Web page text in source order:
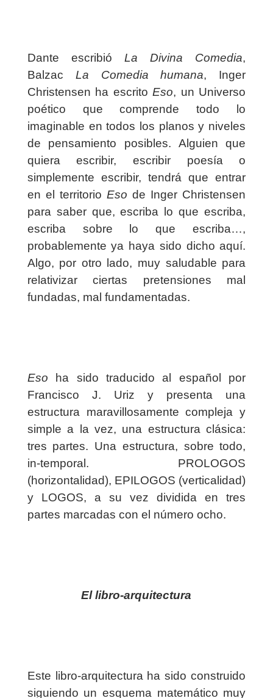
Dante escribió La Divina Comedia,
Balzac La Comedia humana, Inger
Christensen ha escritoEso, un Universo
poético que comprende todo lo
imaginable en todos los planos y niveles
de pensamiento posibles. Alguien que
quiera escribir, escribir poesía o
simplemente escribir, tendrá que entrar
en el territorio Esode Inger Christensen
para saber que, escriba lo que escriba,
escriba sobre lo que escriba…,
probablemente ya haya sido dicho aquí.
Algo, por otro lado, muy saludable para
relativizar ciertas pretensiones mal
fundadas, mal fundamentadas.
Eso ha sido traducido al español por
Francisco J. Uriz y presenta una
estructura maravillosamente compleja y
simple a la vez, una estructura clásica:
tres partes. Una estructura, sobre todo,
in-temporal. PROLOGOS
(horizontalidad), EPILOGOS (verticalidad)
y LOGOS, a su vez dividida en tres
partes marcadas con el número ocho.
El libro-arquitectura
Este libro-arquitectura ha sido construido
siguiendo un esquema matemático muy